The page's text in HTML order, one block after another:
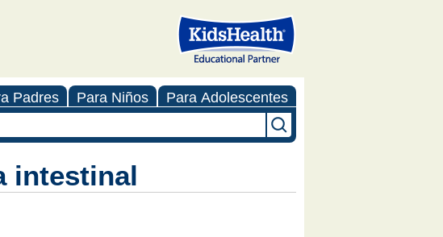
Padres Para Niños Para Adolescentes
intestinal